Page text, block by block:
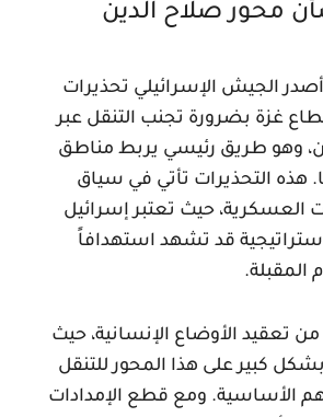
محور صلاح الدين
الجيش الإسرائيلي تحذيرات
غزة بضرورة تجنب التنقل عبر
وهو طريق رئيسي يربط مناطق
هذه التحذيرات تأتي في سياق
العسكرية، حيث تعتبر إسرائيل
قد تشهد استهدافاً
المقبلة.
من تعقيد الأوضاع الإنسانية، حيث
كبير على هذا المحور للتنقل
الأساسية. ومع قطع الإمدادات